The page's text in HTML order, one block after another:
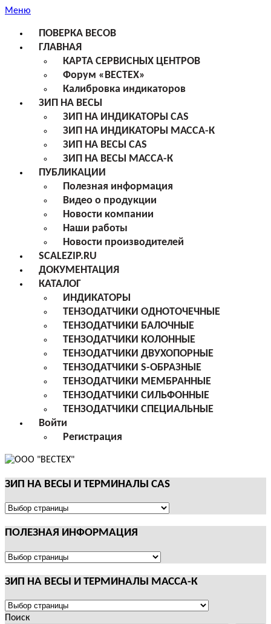
Меню
ПОВЕРКА ВЕСОВ
ГЛАВНАЯ
КАРТА СЕРВИСНЫХ ЦЕНТРОВ
Форум «ВЕСТЕХ»
Калибровка индикаторов
ЗИП НА ВЕСЫ
ЗИП НА ИНДИКАТОРЫ CAS
ЗИП НА ИНДИКАТОРЫ МАССА-К
ЗИП НА ВЕСЫ CAS
ЗИП НА ВЕСЫ МАССА-К
ПУБЛИКАЦИИ
Полезная информация
Видео о продукции
Новости компании
Наши работы
Новости производителей
SCALEZIP.RU
ДОКУМЕНТАЦИЯ
КАТАЛОГ
ИНДИКАТОРЫ
ТЕНЗОДАТЧИКИ ОДНОТОЧЕЧНЫЕ
ТЕНЗОДАТЧИКИ БАЛОЧНЫЕ
ТЕНЗОДАТЧИКИ КОЛОННЫЕ
ТЕНЗОДАТЧИКИ ДВУХОПОРНЫЕ
ТЕНЗОДАТЧИКИ S-ОБРАЗНЫЕ
ТЕНЗОДАТЧИКИ МЕМБРАННЫЕ
ТЕНЗОДАТЧИКИ СИЛЬФОННЫЕ
ТЕНЗОДАТЧИКИ СПЕЦИАЛЬНЫЕ
Войти
Регистрация
ЗИП НА ВЕСЫ И ТЕРМИНАЛЫ CAS
ЗИП
ВЕСЫ
ТЕРМИНАЛЫ
ПОЛЕЗНАЯ ИНФОРМАЦИЯ
ПОЛЕЗНАЯ
ЗИП НА ВЕСЫ И ТЕРМИНАЛЫ МАССА-К
ЗИП
НА
Поиск